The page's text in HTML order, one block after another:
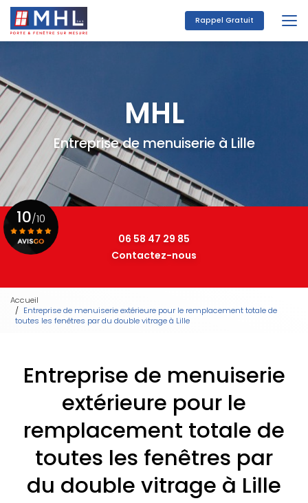
Aller
contenu
principal
Rappel Gratuit
MHL
Entreprise de menuiserie à Lille
10/10
06 58 47 29 85
Contactez-nous
Accueil
Entreprise de menuiserie extérieure pour le remplacement totale de
toutes les fenêtres par du double vitrage à Lille
Entreprise de menuiserie
extérieure pour le
remplacement totale de
toutes les fenêtres par
du double vitrage à Lille